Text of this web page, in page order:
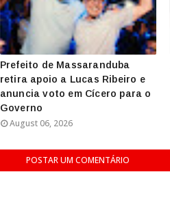
Prefeito de Massaranduba
retira apoio a Lucas Ribeiro e
anuncia voto em Cícero para o
Governo
August 06, 2026
POSTAR UM COMENTÁRIO